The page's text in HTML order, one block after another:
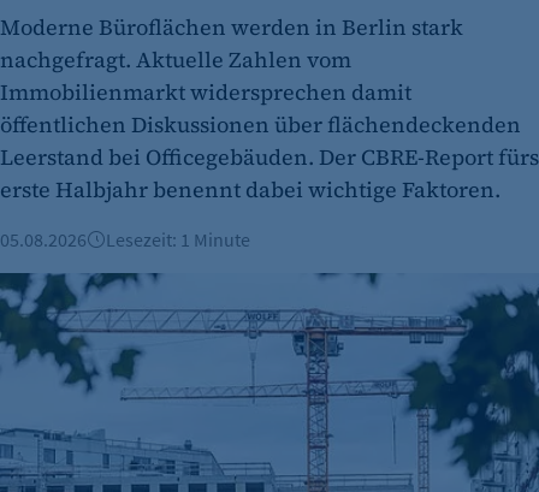
etracker GmbH
Zweck:
Cookie Erkennung
Cookie Laufzeit:
2 Jahre
etracker Analytics
Name:
et_allow_cookies
Anbieter:
etracker GmbH
Zweck:
Es erlaubt eTracker Cookies zu setzen.
Cookie Laufzeit:
Moderne Büroflächen werden in Berlin stark
nachgefragt. Aktuelle Zahlen vom
Immobilienmarkt widersprechen damit
öffentlichen Diskussionen über flächendeckenden
Leerstand bei Officegebäuden. Der CBRE-Report fürs
erste Halbjahr benennt dabei wichtige Faktoren.
05.08.2026 Lesezeit: 1 Minute
Berliner Immobilienmarkt 2025: Mehr Verkäufe und stabile